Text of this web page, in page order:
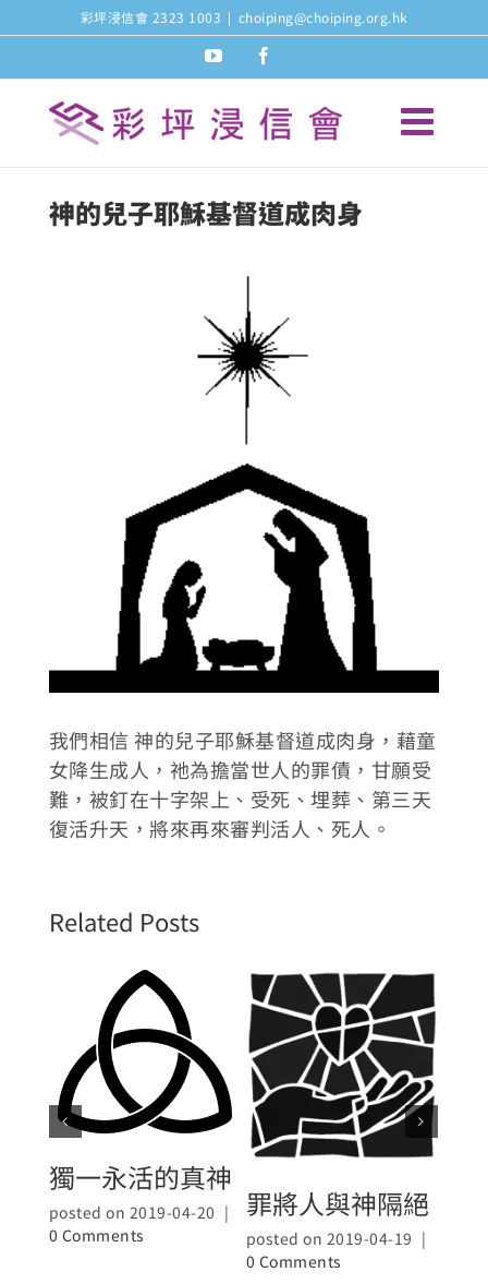
to
content
彩坪浸信會 2323 1003 | choiping@choiping.org.hk
youtube
神的兒子耶穌基督道成肉身
我們相信 神的兒子耶穌基督道成肉身，藉童
女降生成人，祂為擔當世人的罪債，甘願受
難，被釘在十字架上、受死、埋葬、第三天
復活升天，將來再來審判活人、死人。
Related Posts
獨一永活的真神
posted on 2019-04-20 |
0 Comments
罪將人與神隔絕
posted on 2019-04-19 |
0 Comments